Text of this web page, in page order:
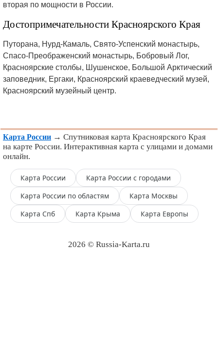
вторая по мощности в России.
Достопримечательности Красноярского Края
Путорана, Нурд-Камаль, Свято-Успенский монастырь,
Спасо-Преображенский монастырь, Бобровый Лог,
Красноярские столбы, Шушенское, Большой Арктический
заповедник, Ергаки, Красноярский краеведческий музей,
Красноярский музейный центр.
Карта России → Спутниковая карта Красноярского Края
на карте России. Интерактивная карта с улицами и домами
онлайн.
Карта России
Карта России с городами
Карта России по областям
Карта Москвы
Карта Спб
Карта Крыма Карта Европы
2026 © Russia-Karta.ru